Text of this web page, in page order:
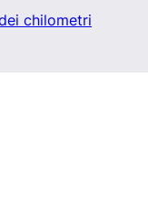
chilometri